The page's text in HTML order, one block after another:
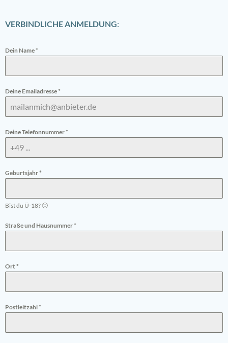
VERBINDLICHE ANMELDUNG:
Dein Name*
Deine Emailadresse*
Deine Telefonnummer*
Geburtsjahr*
Bist du Ü-18? 🙂
Straße und Hausnummer*
Ort*
Postleitzahl*